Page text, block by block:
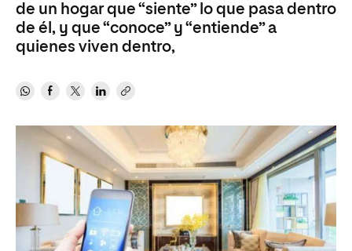
de un hogar que “siente” lo que pasa dentro
de él, y que “conoce” y “entiende” a
quienes viven dentro,